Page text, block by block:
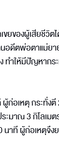
ของผู้เสียชีวิตไ
นอดีตพ่อตาแม่ย
ทำให้มีปัญหากร
อเหตุ กระทั่งตี
ะมาณ 3 กิโลเมต
นาที ผู้ก่อเหตุจึง